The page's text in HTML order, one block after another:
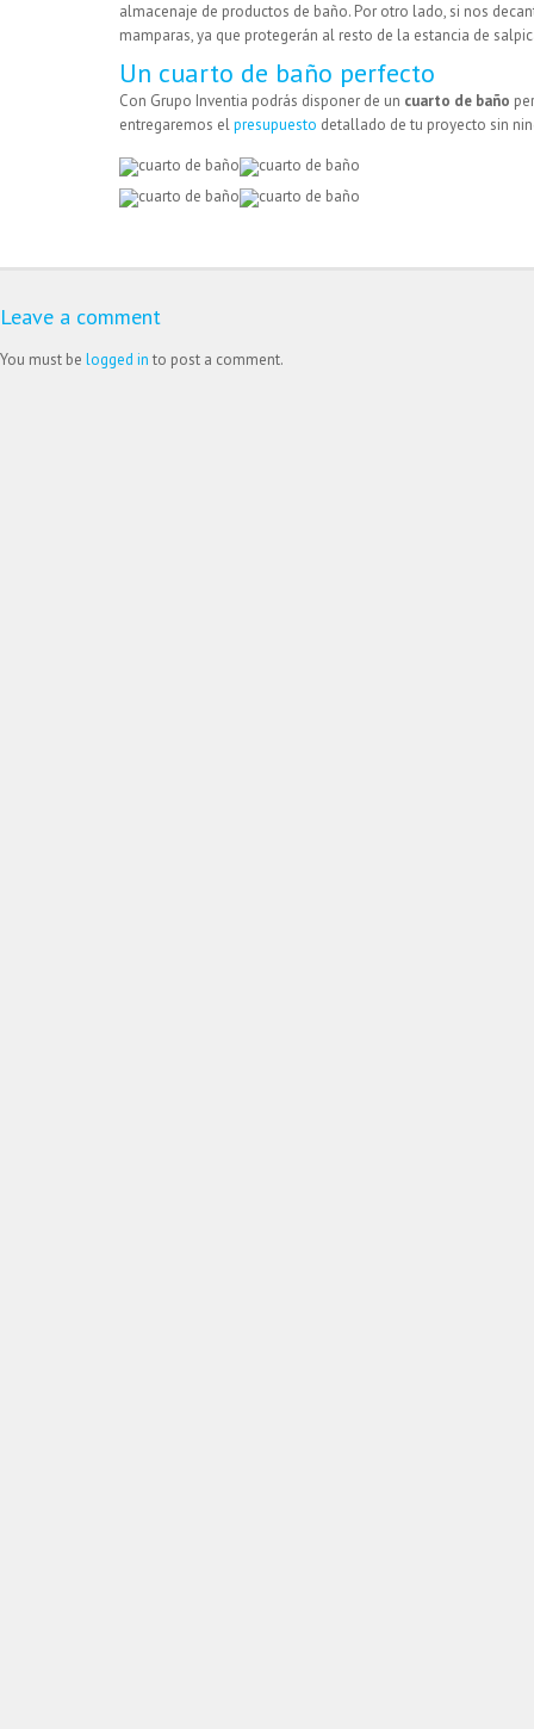
almacenaje de productos de baño. Por otro lado, si nos
mamparas, ya que protegerán al resto de la estancia de
Un cuarto de baño perfecto
Con Grupo Inventia podrás disponer de un cuarto de baño
entregaremos elpresupuesto detallado de tu proyecto sin
Leave a comment
You must be logged in to post a comment.